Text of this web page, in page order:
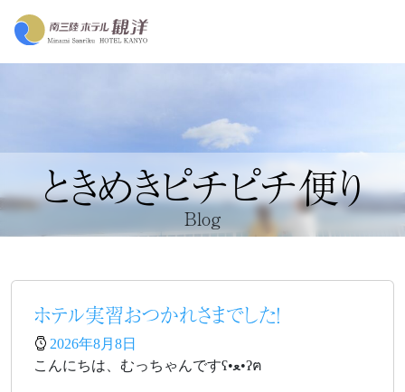
ときめきピチピチ便り
Blog
ホテル実習おつかれさまでした！
2026年8月8日
こんにちは、むっちゃんですʕ•ﻌ•ʔฅ